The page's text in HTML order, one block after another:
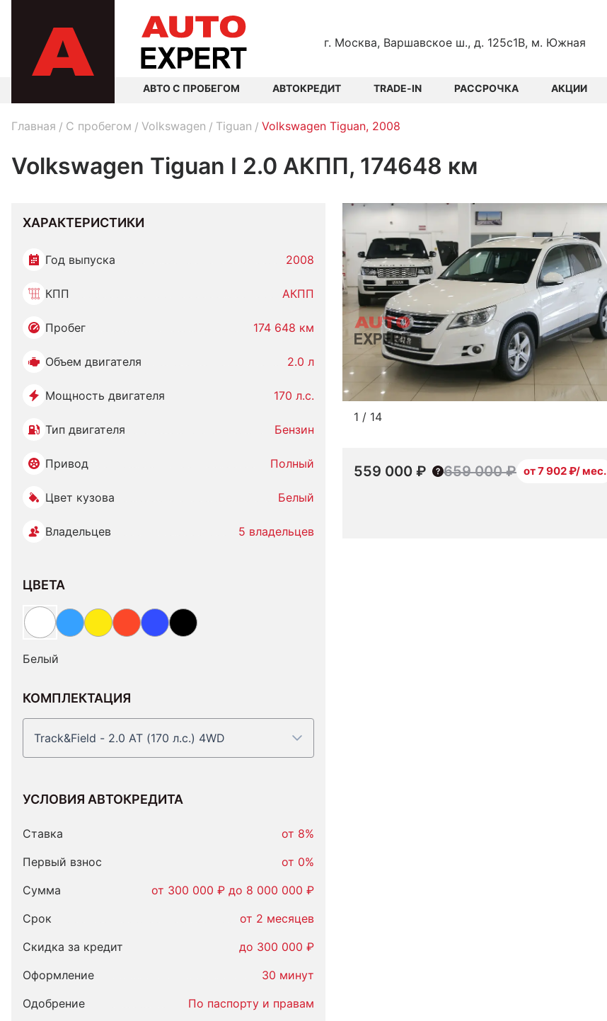
г. Москва, Варшавское ш., д. 125с1В, м. Южная
АВТО С ПРОБЕГОМ АВТОКРЕДИТ TRADE-IN РАССРОЧКА АКЦИИ
Главная C пробегом Volkswagen Tiguan Volkswagen Tiguan, 2008
Volkswagen Tiguan I 2.0 АКПП, 174648 км
ХАРАКТЕРИСТИКИ
Год выпуска 2008
КПП АКПП
Пробег 174 648 км
Объем двигателя 2.0 л
Мощность двигателя 170 л.с.
Тип двигателя Бензин
Привод Полный
Цвет кузова Белый
Владельцев 5 владельцев
ЦВЕТА
Белый
КОМПЛЕКТАЦИЯ
Track&Field - 2.0 AT (170 л.с.) 4WD
УСЛОВИЯ АВТОКРЕДИТА
Ставка
от 8%
Первый взнос
от 0%
Сумма
от 300 000 ₽ до 8 000 000 ₽
Срок
от 2 месяцев
Скидка за кредит
до 300 000 ₽
Оформление
30 минут
Одобрение
По паспорту и правам
1 / 14
559 000 ₽ 659 000 ₽ от 7 902 ₽/ мес.